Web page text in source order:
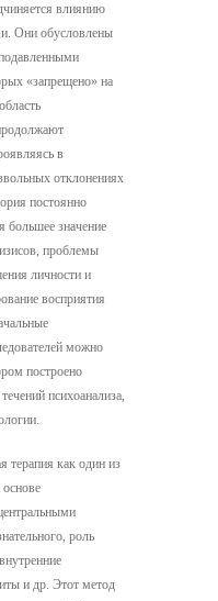
влиянию
Они обусловлены
«запрещено» на
в
отклонениях
постоянно
большее значение
проблемы
личности и
восприятия
можно
построено
психоанализа,
терапия как один из
роль
и др. Этот метод